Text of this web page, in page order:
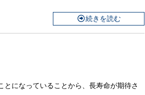
続きを読む
になっていることから、長寿命が期待さ